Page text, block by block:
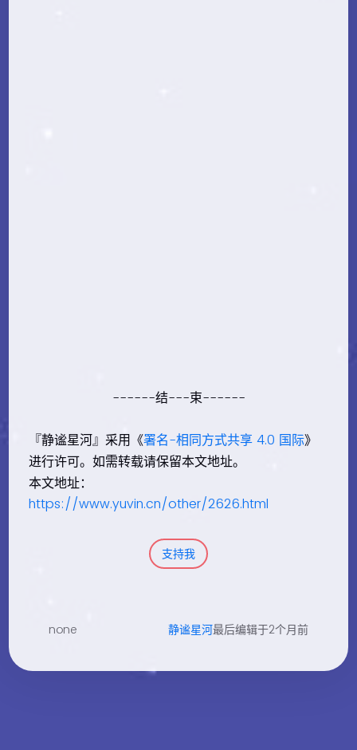
------结---束------
『静谧星河』采用《署名-相同方式共享 4.0 国际》
进行许可。如需转载请保留本文地址。
本文地址：
https://www.yuvin.cn/other/2626.html
支持我
none 静谧星河最后编辑于2个月前